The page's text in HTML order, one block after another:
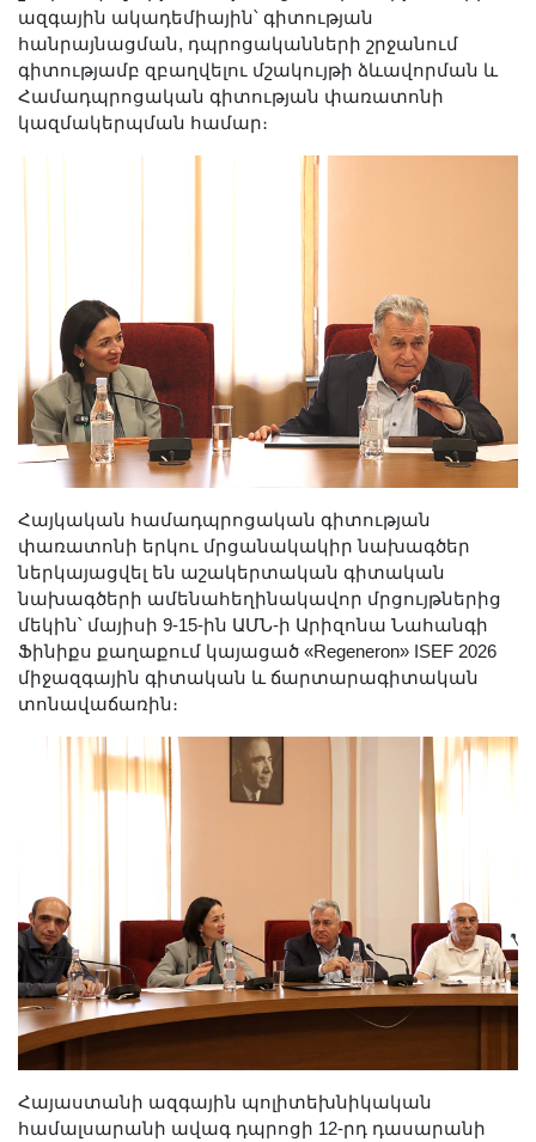
ազգային ակադեմիային՝ գիտության
հանրայնացման, դպրոցականների շրջանում
գիտությամբ զբաղվելու մշակույթի ձևավորման և
Համադպրոցական գիտության փառատոնի
կազմակերպման համար։
Հայկական համադպրոցական գիտության
փառատոնի երկու մրցանակակիր նախագծեր
ներկայացվել են աշակերտական գիտական
նախագծերի ամենահեղինակավոր մրցույթներից
մեկին՝ մայիսի 9-15-ին ԱՄՆ-ի Արիզոնա Նահանգի
Ֆինիքս քաղաքում կայացած «Regeneron» ISEF 2026
միջազգային գիտական և ճարտարագիտական
տոնավաճառին։
Հայաստանի ազգային պոլիտեխնիկական
համալսարանի ավագ դպրոցի 12-րդ դասարանի